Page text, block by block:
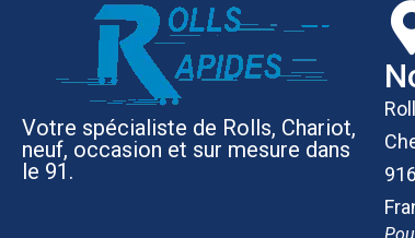
Votre spécialiste de Rolls, Chariot,
neuf, occasion et sur mesure dans
le 91.